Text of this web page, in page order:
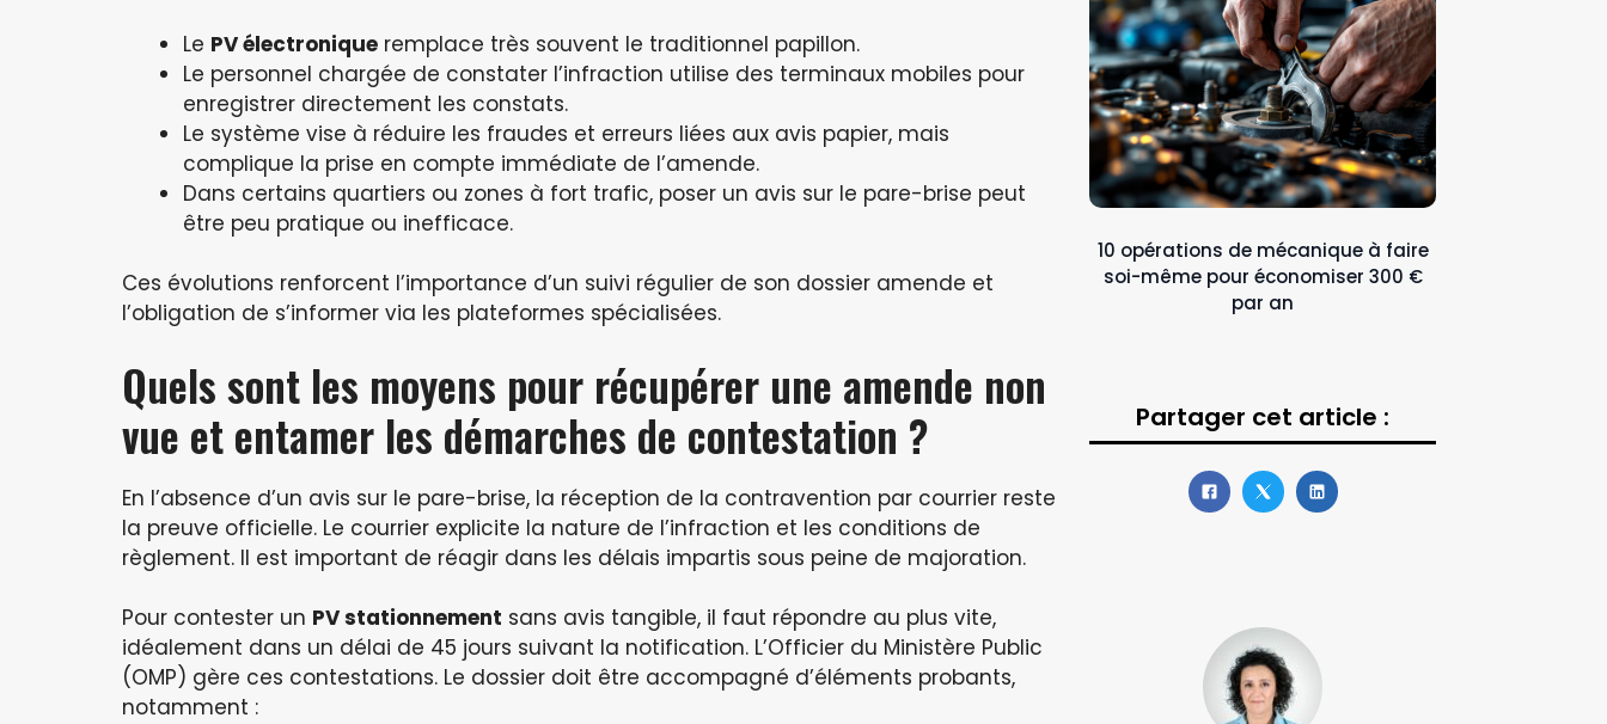
Le PV électronique remplace très souvent le traditionnel papillon.
Le personnel chargée de constater l’infraction utilise des terminaux mobiles pour
enregistrer directement les constats.
Le système vise à réduire les fraudes et erreurs liées aux avis papier, mais
complique la prise en compte immédiate de l’amende.
Dans certains quartiers ou zones à fort trafic, poser un avis sur le pare-brise peut
être peu pratique ou inefficace.
Ces évolutions renforcent l’importance d’un suivi régulier de son dossier amende et
l’obligation de s’informer via les plateformes spécialisées.
Quels sont les moyens pour récupérer une amende non
vue et entamer les démarches de contestation ?
En l’absence d’un avis sur le pare-brise, la réception de la contravention par courrier reste
la preuve officielle. Le courrier explicite la nature de l’infraction et les conditions de
règlement. Il est important de réagir dans les délais impartis sous peine de majoration.
Pour contester un PV stationnement sans avis tangible, il faut répondre au plus vite,
idéalement dans un délai de 45 jours suivant la notification. L’Officier du Ministère Public
(OMP) gère ces contestations. Le dossier doit être accompagné d’éléments probants,
notamment :
10 opérations de mécanique à faire
soi-même pour économiser 300 €
par an
Partager cet article :